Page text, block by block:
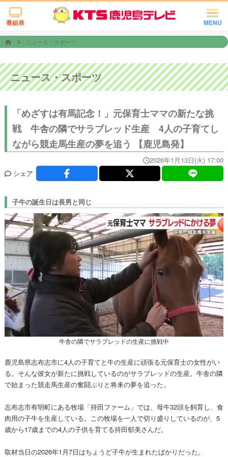
MENU
番組表
ニュース・スポーツ
ニュース・スポーツ
「めざすは有馬記念！」元保育士ママの新たな挑
戦 牛舎の隣でサラブレッド生産 4人の子育てし
ながら競走馬生産の夢を追う 【鹿児島発】
2026年1月13日(火) 17:00
シェア
子牛の誕生日は長男と同じ
牛舎の隣でサラブレッドの生産に挑戦中
鹿児島県志布志市に4人の子育てと牛の生産に頑張る元保育士の女性がい
る。そんな彼女が新たに挑戦しているのがサラブレッドの生産。牛舎の隣
で始まった競走馬生産の奮闘ぶりと将来の夢を追った。
志布志市有明町にある牧場「持田ファーム」では、母牛32頭を飼育し、食
肉用の子牛を生産している。この牧場を一人で切り盛りしているのが、5
歳から17歳までの4人の子供を育てる持田郁美さんだ。
取材当日の2026年1月7日はちょうど子牛が生まれたばかりだった。